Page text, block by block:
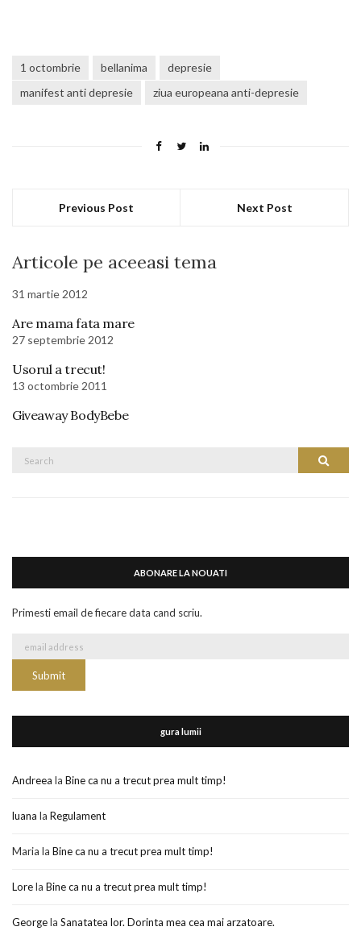
1 octombrie bellanima
depresie
manifest anti depresie
ziua europeana anti-depresie
Previous Post Next Post
Articole pe aceeasi tema
31 martie 2012
Are mama fata mare
27 septembrie 2012
Usorul a trecut!
13 octombrie 2011
Giveaway BodyBebe
Search
ABONARE LA NOUATI
Primesti email de fiecare data cand scriu.
gura lumii
Andreea la Bine ca nu a trecut prea mult timp!
luana la Regulament
Maria la Bine ca nu a trecut prea mult timp!
Lorela Bine ca nu a trecut prea mult timp!
Georgela Sanatatea lor. Dorinta mea cea mai arzatoare.